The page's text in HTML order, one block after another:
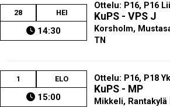
28 HEI
14:30
Ottelu: P16, P16
KuPS - VPS J
Korsholm,
TN
1 ELO
15:00
Ottelu: P16, P18
KuPS - MP
Mikkeli, Rantakylä